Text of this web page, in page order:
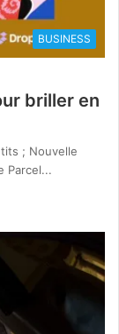
BUSINESS
briller en
; Nouvelle
Parcel...